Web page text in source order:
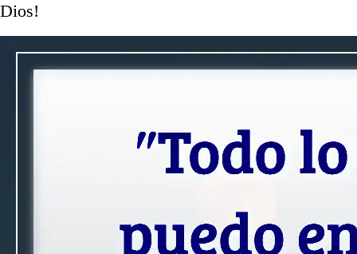
Dios!